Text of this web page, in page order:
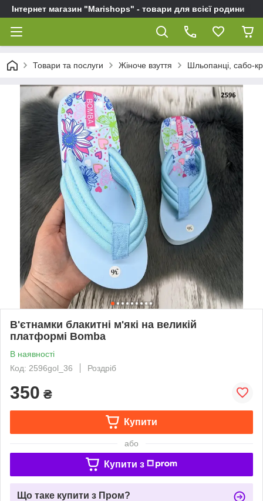
Інтернет магазин "Marishops" - товари для всієї родини
Товари та послуги Жіноче взуття Шльопанці, сабо-
В'єтнамки блакитні м'які на великій
платформі Bomba
В наявності
Код: 2596gol_36
Роздріб
350 ₴
Купити
або
Купити з
Що таке купити з Пром?